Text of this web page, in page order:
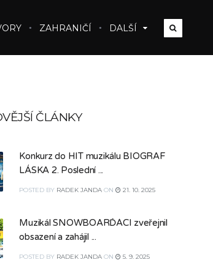
ZAHRANIČÍ DALŠÍ
ČLÁNKY
Konkurz do HIT muzikálu BIOGRAF
LÁSKA 2. Poslední ...
POSTED BY RADEK JANDA ON 21. 10. 2025
Muzikál SNOWBOARĎÁCI zveřejnil
obsazení a zahájil ...
POSTED BY RADEK JANDA ON 5. 9. 2025